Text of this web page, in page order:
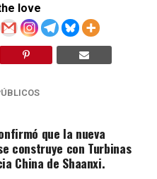
love
que la nueva
construye con Turbinas
China de Shaanxi.